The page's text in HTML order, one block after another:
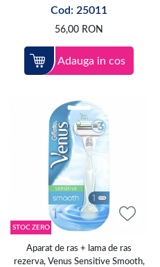
Cod: 25011
56,00 RON
Adauga in cos
STOC ZERO
Aparat de ras + lama de ras
rezerva, Venus Sensitive Smooth,